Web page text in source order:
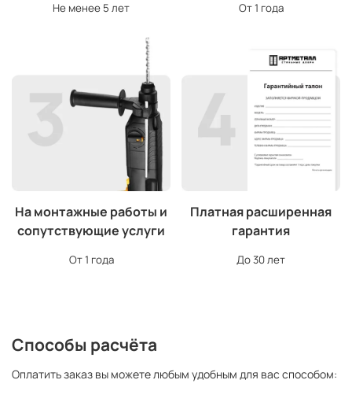
Не менее 5 лет От 1 года
На монтажные работы и
сопутствующие услуги
От 1 года
Платная расширенная
гарантия
До 30 лет
Способы расчёта
Оплатить заказ вы можете любым удобным для вас способом: